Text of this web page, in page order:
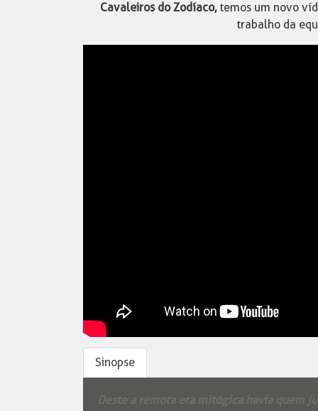
Cavaleiros do Zodíaco,temos um novo
trabalho da
Sinopse